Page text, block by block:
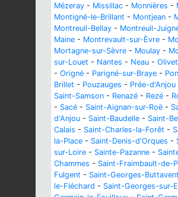
Mézeray - Missillac - Monnières -
Montigné-le-Brillant - Montjean -
Montreuil-Bellay - Montreuil-
Maine - Montrevault-sur-Èvre -
Mortagne-sur-Sèvre - Moulay -
sur-Louet - Nantes - Neau - Olivet
- Origné - Parigné-sur-Braye -
Brillet - Pouzauges - Prée-d'Anjou
Saint-Samson - Renazé - Rezé -
- Sacé - Saint-Aignan-sur-Roë -
d'Anjou - Saint-Baudelle - Saint-
Calais - Saint-Charles-la-Forêt -
la-Place - Saint-Denis-d'Orques -
sur-Loire - Sainte-Pazanne -
Chammes - Saint-Fraimbault-de-
Fulgent - Saint-Georges-Buttavent
le-Fléchard - Saint-Georges-sur-